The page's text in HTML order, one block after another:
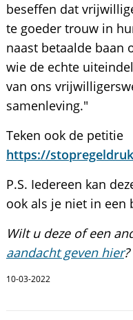
beseffen dat
te goeder trouw in
naast betaalde baan
wie de echte
van ons
samenleving."
Teken ook de petitie
https://
P.S. Iedereen kan
ook als je niet in een
Wilt u deze of een
aandacht geven hier?
10-03-2022